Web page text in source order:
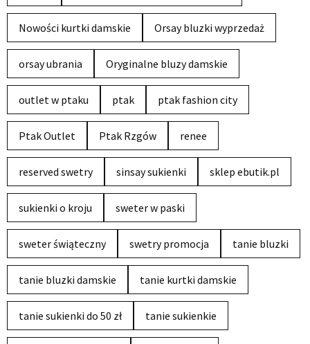
Nowości kurtki damskie Orsay bluzki wyprzedaż
orsay ubrania Oryginalne bluzy damskie
outlet w ptaku ptak ptak fashion city
Ptak Outlet Ptak Rzgów renee
reserved swetry sinsay sukienki sklep ebutik.pl
sukienki o kroju sweter w paski
sweter świąteczny swetry promocja tanie bluzki
tanie bluzki damskie tanie kurtki damskie
tanie sukienki do 50 zł tanie sukienkie